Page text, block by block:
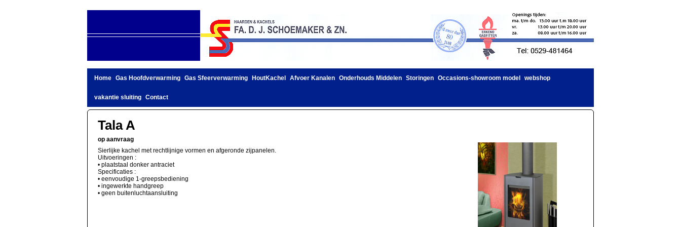
Home Gas Hoofdverwarming Gas Sfeerverwarming HoutKachel Afvoer Kanalen Onderhouds Middelen Storingen Occasions-showroom model webshop
vakantie sluiting Contact
Tala A
op aanvraag
Sierlijke kachel met rechtlijnige vormen en afgeronde zijpanelen.
Uitvoeringen :
• plaatstaal donker antraciet
Specificaties :
• eenvoudige 1-greepsbediening
• ingewerkte handgreep
• geen buitenluchtaansluiting